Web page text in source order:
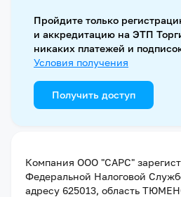
Пройдите только
и аккредитацию на ЭТП
никаких платежей и
Условия получения
Получить доступ
Компания ООО "САРС"
Федеральной Налоговой
адресу 625013, область